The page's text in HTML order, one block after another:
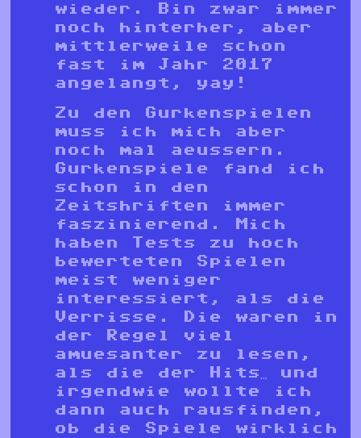
wieder. Bin zwar immer
noch hinterher, aber
mittlerweile schon
fast im Jahr 2017
angelangt, yay!
Zu den Gurkenspielen
muss ich mich aber
noch mal aeussern.
Gurkenspiele fand ich
schon in den
Zeitshriften immer
faszinierend. Mich
haben Tests zu hoch
bewerteten Spielen
meist weniger
interessiert, als die
Verrisse. Die waren in
der Regel viel
amuesanter zu lesen,
als die der Hits… und
irgendwie wollte ich
dann auch rausfinden,
ob die Spiele wirklich